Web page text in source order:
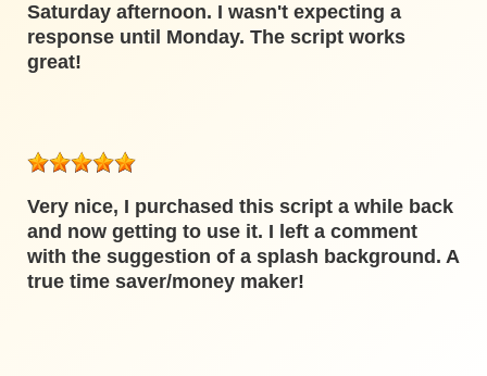
Saturday afternoon. I wasn't expecting a
response until Monday. The script works
great!
Very nice, I purchased this script a while back
and now getting to use it. I left a comment
with the suggestion of a splash background. A
true time saver/money maker!